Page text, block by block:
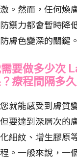
。然而，任何煥
禦力都會暫時降
膚色變深的關鍵。
要做多少次
療程間隔多久
就能感受到膚質
要達到深層次的
細紋、增生膠原
。一般來說，一